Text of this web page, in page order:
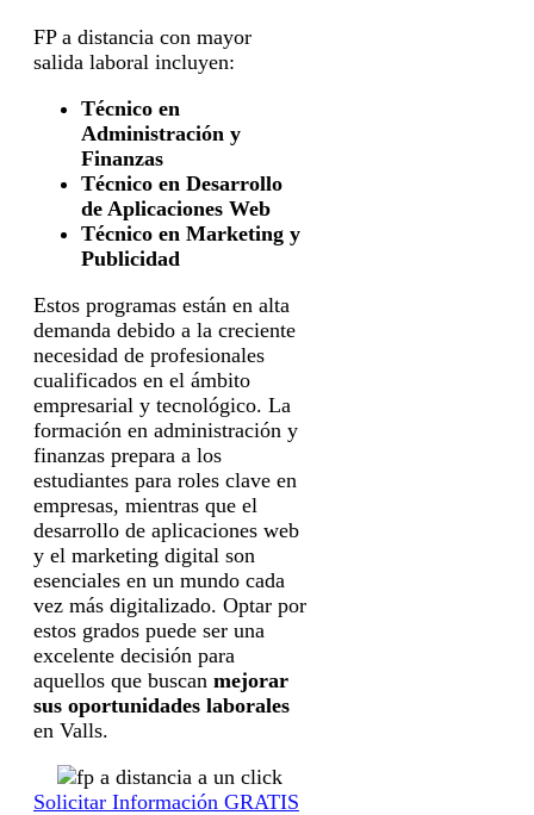
FP a distancia con mayor
salida laboral incluyen:
Técnico en
Administración y
Finanzas
Técnico en Desarrollo
de Aplicaciones Web
Técnico en Marketing y
Publicidad
Estos programas están en alta
demanda debido a la creciente
necesidad de profesionales
cualificados en el ámbito
empresarial y tecnológico. La
formación en administración y
finanzas prepara a los
estudiantes para roles clave en
empresas, mientras que el
desarrollo de aplicaciones web
y el marketing digital son
esenciales en un mundo cada
vez más digitalizado. Optar por
estos grados puede ser una
excelente decisión para
aquellos que buscan mejorar
sus oportunidades laborales
en Valls.
Solicitar Información GRATIS